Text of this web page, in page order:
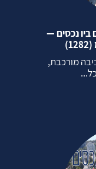
ביו נכסים —
מורכבת,